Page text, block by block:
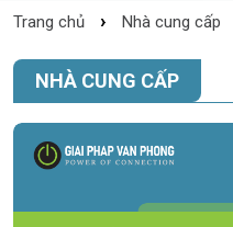
Trang chủ › Nhà cung cấp
NHÀ CUNG CẤP